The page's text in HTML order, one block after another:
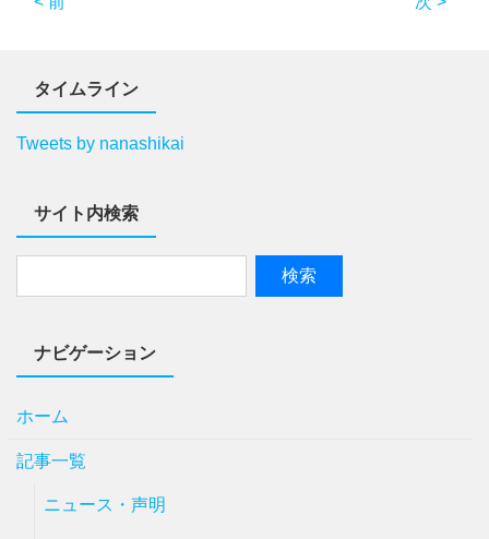
タイムライン
Tweets by nanashikai
サイト内検索
ナビゲーション
ホーム
記事一覧
ニュース・声明